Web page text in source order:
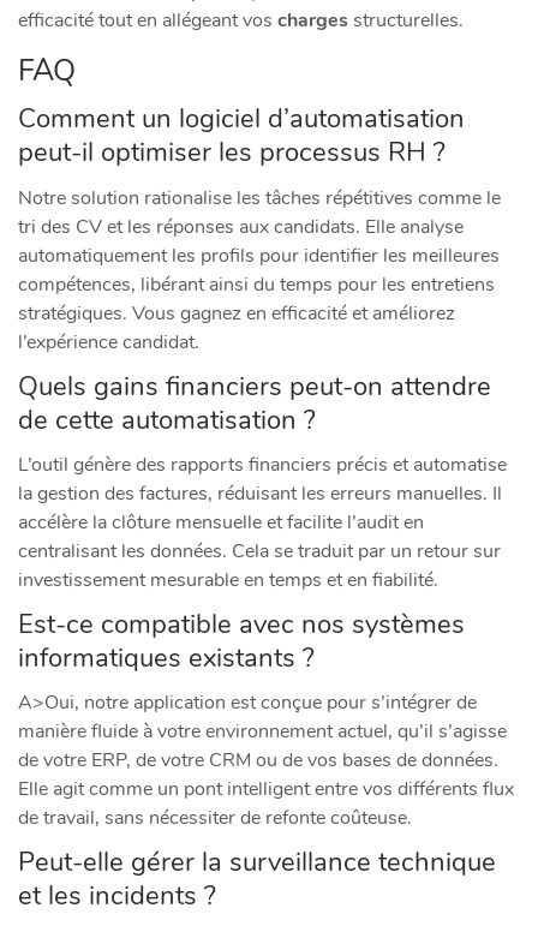
efficacité tout en allégeant vos chargesstructurelles.
FAQ
Comment un logiciel d’automatisation
peut-il optimiser les processus RH ?
Notre solution rationalise les tâches répétitives comme le
tri des CV et les réponses aux candidats. Elle analyse
automatiquement les profils pour identifier les meilleures
compétences, libérant ainsi du temps pour les entretiens
stratégiques. Vous gagnez en efficacité et améliorez
l’expérience candidat.
Quels gains financiers peut-on attendre
de cette automatisation ?
L’outil génère des rapports financiers précis et automatise
la gestion des factures, réduisant les erreurs manuelles. Il
accélère la clôture mensuelle et facilite l’audit en
centralisant les données. Cela se traduit par un retour sur
investissement mesurable en temps et en fiabilité.
Est-ce compatible avec nos systèmes
informatiques existants ?
A>Oui, notre application est conçue pour s’intégrer de
manière fluide à votre environnement actuel, qu’il s’agisse
de votre ERP, de votre CRM ou de vos bases de données.
Elle agit comme un pont intelligent entre vos différents flux
de travail, sans nécessiter de refonte coûteuse.
Peut-elle gérer la surveillance technique
et les incidents ?